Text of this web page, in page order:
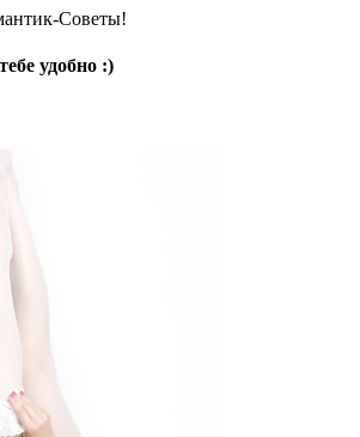
Советы!
удобно :)